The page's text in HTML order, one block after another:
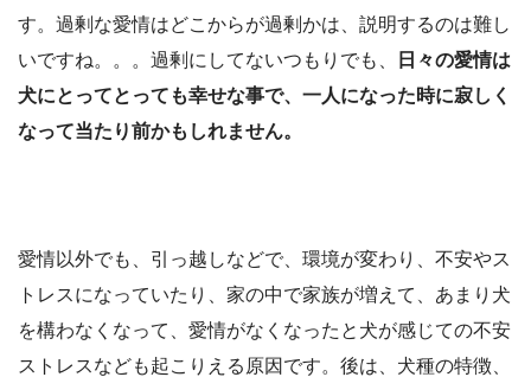
す。過剰な愛情はどこからが過剰かは、説明するのは難し
いですね。。。過剰にしてないつもりでも、
日々の愛情は
犬にとってとっても幸せな事で、一人になった時に寂しく
なって当たり前かもしれません。
愛情以外でも、引っ越しなどで、環境が変わり、不安やス
トレスになっていたり、家の中で家族が増えて、あまり犬
を構わなくなって、愛情がなくなったと犬が感じての不安
ストレスなども起こりえる原因です。後は、犬種の特徴、